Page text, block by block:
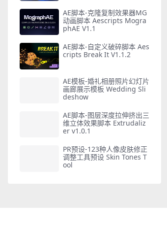
AE脚本-克隆复制效果器MG
动画脚本 Aescripts Mogra
phAE V1.1
AE脚本-自定义破碎脚本 Aes
cripts Break It V1.1.2
AE模板-婚礼相册照片幻灯片
画廊展示模板 Wedding Sli
deshow
AE脚本-图层深度拉伸挤出三
维立体效果脚本 Extrudaliz
er v1.0.1
PR预设-123种人像皮肤修正
调整工具预设 Skin Tones T
ool